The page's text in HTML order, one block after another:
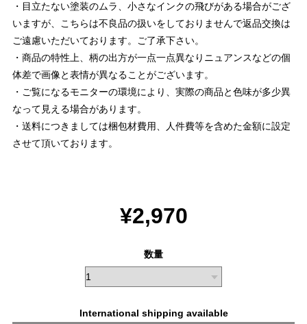
・目立たない塗装のムラ、小さなインクの飛びがある場合がござ
いますが、こちらは不良品の扱いをしておりませんで返品交換は
ご遠慮いただいております。ご了承下さい。
・商品の特性上、柄の出方が一点一点異なりニュアンスなどの個
体差で画像と表情が異なることがございます。
・ご覧になるモニターの環境により、実際の商品と色味が多少異
なって見える場合があります。
・送料につきましては梱包材費用、人件費等を含めた金額に設定
させて頂いております。
¥2,970
数量
International shipping available